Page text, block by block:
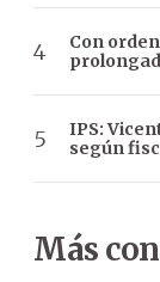
Con
IPS:
según
Más